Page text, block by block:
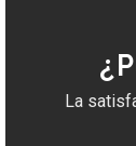
nuestra
másLa